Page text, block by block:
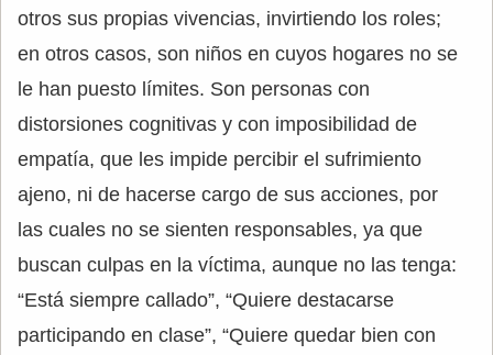
otros sus propias vivencias, invirtiendo los roles;
en otros casos, son niños en cuyos hogares no se
le han puesto límites. Son personas con
distorsiones cognitivas y con imposibilidad de
empatía, que les impide percibir el sufrimiento
ajeno, ni de hacerse cargo de sus acciones, por
las cuales no se sienten responsables, ya que
buscan culpas en la víctima, aunque no las tenga:
“Está siempre callado”, “Quiere destacarse
participando en clase”, “Quiere quedar bien con